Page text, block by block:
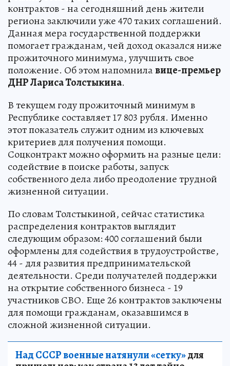
контрактов - на сегодняшний день жители
региона заключили уже 470 таких соглашений.
Данная мера государственной поддержки
помогает гражданам, чей доход оказался ниже
прожиточного минимума, улучшить свое
положение. Об этом напомнилавице-премьер
ДНР Лариса Толстыкина.
В текущем году прожиточный минимум в
Республике составляет 17 803 рубля. Именно
этот показатель служит одним из ключевых
критериев для получения помощи.
Соцконтракт можно оформить на разные цели:
содействие в поиске работы, запуск
собственного дела либо преодоление трудной
жизненной ситуации.
По словам Толстыкиной, сейчас статистика
распределения контрактов выглядит
следующим образом: 400 соглашений были
оформлены для содействия в трудоустройстве,
44 - для развития предпринимательской
деятельности. Среди получателей поддержки
на открытие собственного бизнеса - 19
участников СВО. Еще 26 контрактов заключены
для помощи гражданам, оказавшимся в
сложной жизненной ситуации.
Над СССР военные натянули «сетку»для